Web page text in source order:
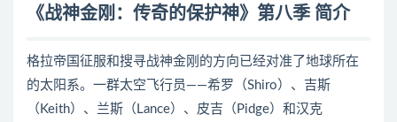
《战神金刚：传奇的保护神》第八季 简介
格拉帝国征服和搜寻战神金刚的方向已经对准了地球所在
的太阳系。一群太空飞行员——希罗（Shiro）、吉斯
（Keith）、兰斯（Lance）、皮吉（Pidge）和汉克